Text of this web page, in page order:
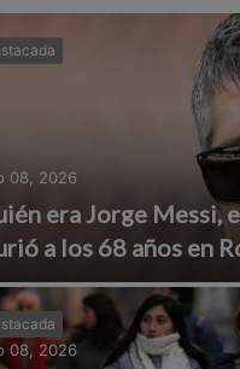
08, 2026
era Jorge Messi,
a los 68 años en
08, 2026